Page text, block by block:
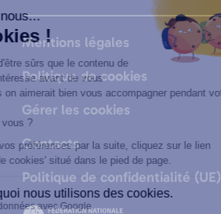
Mentions légales
Politique de cookies
Gérer les cookies
Contacts
Politique de confidentialité (UE)